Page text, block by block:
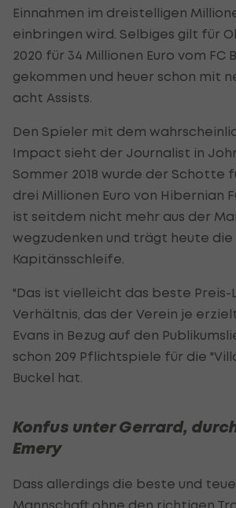
Einnahmen im dreistelligen
einbringen wird. Selbiges gilt für
2020 für 34 Millionen Euro vom FC
gekommen und heuer schon mit
acht Assists.
Den Spieler mit dem
Impact sieht der Journalist in
Sommer 2018 wurde der Schotte
drei Millionen Euro von Hibernian
ist seitdem nicht mehr aus der
wegzudenken und trägt heute die
Kapitänsschleife.
"Das ist vielleicht das beste Preis-
Verhältnis, das der Verein je
Evans in Bezug auf den
schon 209 Pflichtspiele für die
Buckel hat.
Konfus unter Gerrard,
Emery
Dass allerdings die beste und
Mannschaft ohne den richtigen